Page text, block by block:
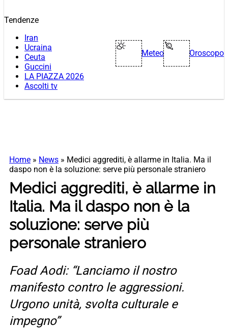
Tendenze
Iran
Ucraina
Ceuta
Guccini
LA PIAZZA 2026
Ascolti tv
Meteo Oroscopo
Home » News » Medici aggrediti, è allarme in Italia. Ma il
daspo non è la soluzione: serve più personale straniero
Medici aggrediti, è allarme in
Italia. Ma il daspo non è la
soluzione: serve più
personale straniero
Foad Aodi: “Lanciamo il nostro
manifesto contro le aggressioni.
Urgono unità, svolta culturale e
impegno”